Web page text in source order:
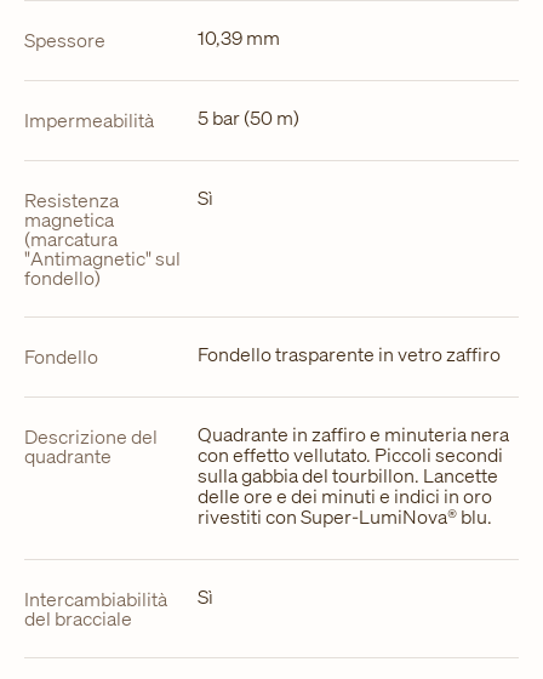
Spessore 10,39 mm
Impermeabilità 5 bar (50 m)
Resistenza
magnetica
(marcatura
"Antimagnetic" sul
fondello)
Sì
Fondello Fondello trasparente in vetro zaffiro
Descrizione del
quadrante
Quadrante in zaffiro e minuteria nera
con effetto vellutato. Piccoli secondi
sulla gabbia del tourbillon. Lancette
delle ore e dei minuti e indici in oro
rivestiti con Super-LumiNova® blu.
Intercambiabilità
del bracciale
Sì